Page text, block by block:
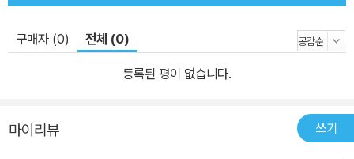
구매자 (0) 전체 (0)
등록된 평이 없습니다.
마이리뷰 쓰기